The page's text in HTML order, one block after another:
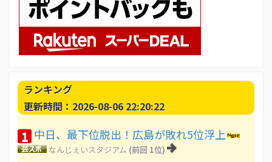
ランキング
更新時間：2026-08-06 22:20:22
1 中日、最下位脱出！広島が敗れ5位浮上
なんじぇいスタジアム (前回 1位)